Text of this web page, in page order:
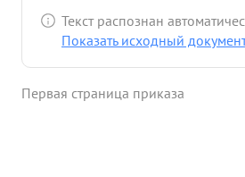
.УСАЧЕВ. в достижении
задач проявлял
впервые как правило, тов.
Текст распознан
Показать исходный
Первая страница приказа